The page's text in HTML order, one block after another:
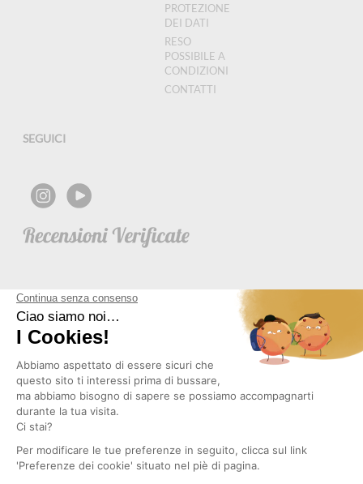
PROTEZIONE
DEI DATI
RESO
POSSIBILE A
CONDIZIONI
CONTATTI
SEGUICI
NEWSLETTER